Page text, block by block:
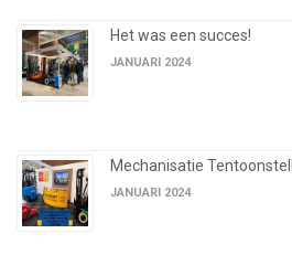
Het was een succes!
JANUARI 2024
Mechanisatie
JANUARI 2024